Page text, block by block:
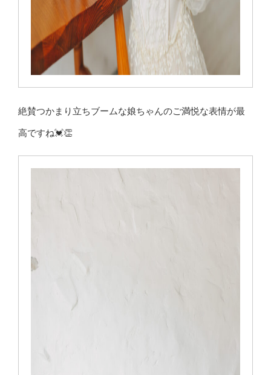
絶賛つかまり立ちブームな娘ちゃんのご満悦な表情が最
高ですね💓👏